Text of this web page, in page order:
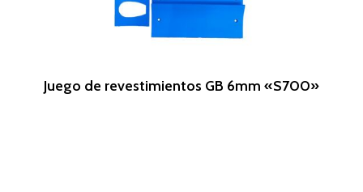
Leer Más
Juego de revestimientos GB 6mm «S700»